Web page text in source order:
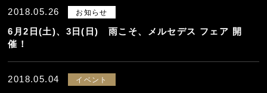
2018.05.26 お知らせ
6月2日(土)、3日(日) 雨こそ、メルセデス フェア 開
催！
2018.05.04 イベント